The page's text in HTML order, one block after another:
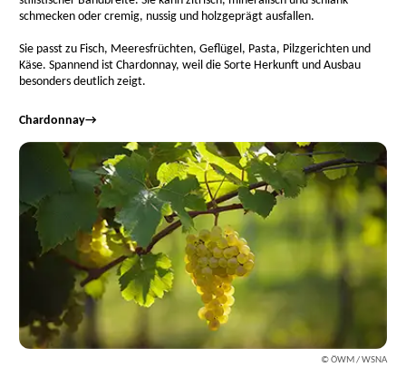
schmecken oder cremig, nussig und holzgeprägt ausfallen.
Sie passt zu Fisch, Meeresfrüchten, Geflügel, Pasta, Pilzgerichten und
Käse. Spannend ist Chardonnay, weil die Sorte Herkunft und Ausbau
besonders deutlich zeigt.
Chardonnay→
© ÖWM / WSNA